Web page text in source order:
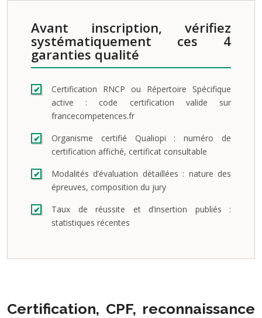
Avant inscription, vérifiez
systématiquement ces 4
garanties qualité
Certification RNCP ou Répertoire Spécifique
active : code certification valide sur
francecompetences.fr
Organisme certifié Qualiopi : numéro de
certification affiché, certificat consultable
Modalités d’évaluation détaillées : nature des
épreuves, composition du jury
Taux de réussite et d’insertion publiés :
statistiques récentes
Certification, CPF, reconnaissance